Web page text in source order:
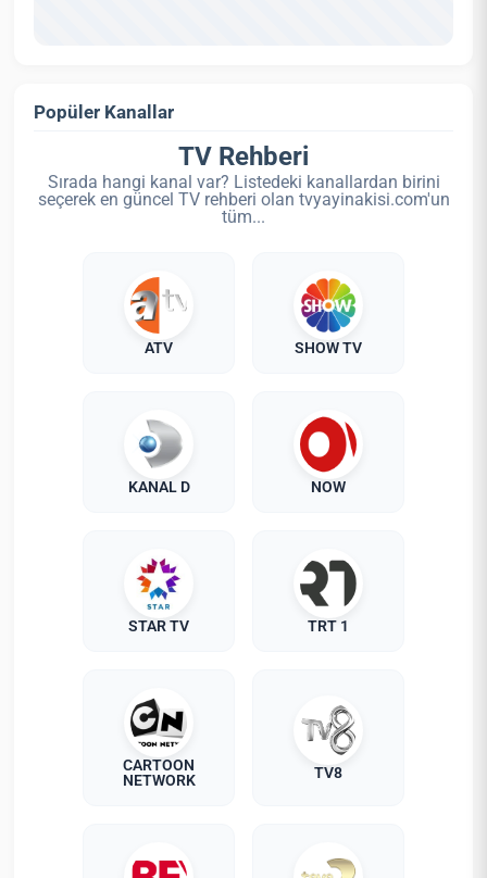
Popüler Kanallar
TV Rehberi
Sırada hangi kanal var? Listedeki kanallardan birini
seçerek en güncel TV rehberi olan tvyayinakisi.com'un
tüm...
ATV SHOW TV
KANAL D NOW
STAR TV TRT 1
CARTOON
NETWORK
TV8